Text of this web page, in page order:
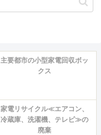
主要都市の小型家電回収ボッ
クス
家電リサイクル≪エアコン、
冷蔵庫、洗濯機、テレビ≫の
廃棄